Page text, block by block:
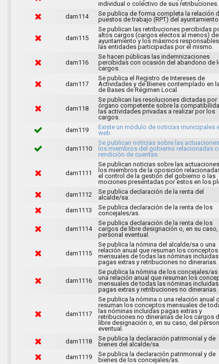
individual o colectivo de sus retribuciones.
dam114
Se publica de forma completa la relación
puestos de trabajo (RPT) del
dam115
Se publican las retribuciones percibidas
altos cargos (cargos electos al menos)
ayuntamiento y los máximos
las entidades participadas por el mismo.
dam116
Se hacen públicas las indemnizaciones
percibidas con ocasión del abandono de
cargos.
dam117
Se publica el Registro de Intereses de
Actividades y de Bienes contemplado en
de Bases de Régimen Local.
dam118
Se publican las resoluciones dictadas por
órgano competente sobre la
las actividades privadas a realizar por los
cargos.
dam119
Existe un módulo de noticias municipales
web.
dam1110
Se publican noticias sobre las
los miembros del gobierno relacionadas
rendición de cuentas.
dam1111
Se publican noticias sobre las
los miembros de la oposición
el control de la gestión del gobierno o las
mociones presentadas por estos en los
dam1112
Se publica declaración de la renta del
alcalde/sa.
dam1113
Se publica declaración de la renta de los
concejales/as.
dam1114
Se publica declaración de la renta de los
cargos de libre designación o, en su
personal eventual.
dam1115
Se publica la nómina del alcalde/sa o una
relación anual que resuman los conceptos
mensuales de todas las nóminas incluidas
pagas extras y retribuciones no dinerarias.
dam1116
Se publica la nómina de los concejales/as
una relación anual que resuman los
mensuales de todas las nóminas incluidas
pagas extras y retribuciones no dinerarias.
dam1117
Se publica la nómina o una relación anual
resuman los conceptos mensuales de
las nóminas incluidas pagas extras y
retribuciones no dinerarias de los cargos
libre designación o, en su caso, del
eventual.
dam1118
Se publica la declaración patrimonial y de
bienes del alcalde/sa.
dam1119
Se publica la declaración patrimonial y de
bienes de los concejales/as.